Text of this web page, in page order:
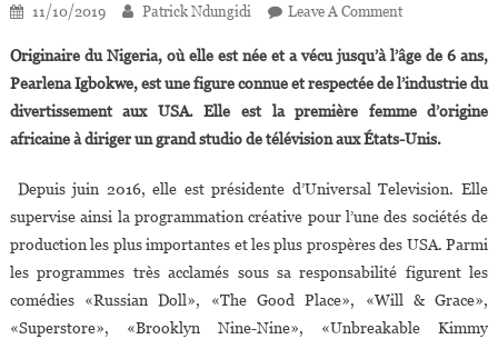
11/10/2019 Patrick Ndungidi Leave A CommentOn
Pearlena
Igbokwe,
L’éminence
Grise
Plusieurs
Séries
Américaines
À
Succès
Originaire du Nigeria, où elle est née et a vécu jusqu’à l’âge de 6 ans,
Pearlena Igbokwe, est une figure connue et respectée de l’industrie du
divertissement aux USA. Elle est la première femme d’origine
africaine à diriger un grand studio de télévision aux États-Unis.
Depuis juin 2016, elle est présidente d’Universal Television. Elle
supervise ainsi la programmation créative pour l’une des sociétés de
production les plus importantes et les plus prospères des USA. Parmi
les programmes très acclamés sous sa responsabilité figurent les
comédies «Russian Doll», «The Good Place», «Will & Grace»,
«Superstore», «Brooklyn Nine-Nine», «Unbreakable Kimmy